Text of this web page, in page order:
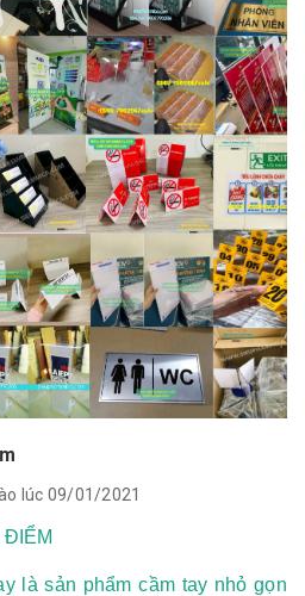
lúc 09/01/2021
ĐIỂM
là sản phẩm cầm tay nhỏ gọn